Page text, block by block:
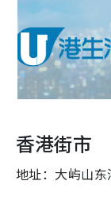
香港街市
地址：大屿山